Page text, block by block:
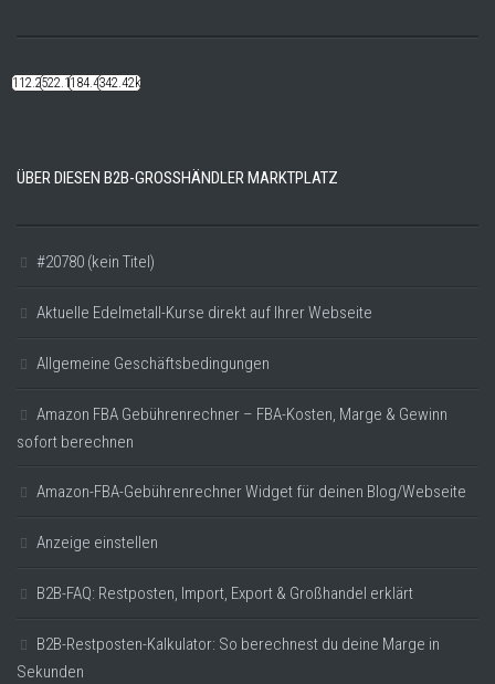
112.22k522.14k184.48k342.42k
ÜBER DIESEN B2B-GROSSHÄNDLER MARKTPLATZ
#20780 (kein Titel)
Aktuelle Edelmetall-Kurse direkt auf Ihrer Webseite
Allgemeine Geschäftsbedingungen
Amazon FBA Gebührenrechner – FBA-Kosten, Marge & Gewinn
sofort berechnen
Amazon-FBA-Gebührenrechner Widget für deinen Blog/Webseite
Anzeige einstellen
B2B-FAQ: Restposten, Import, Export & Großhandel erklärt
B2B-Restposten-Kalkulator: So berechnest du deine Marge in
Sekunden